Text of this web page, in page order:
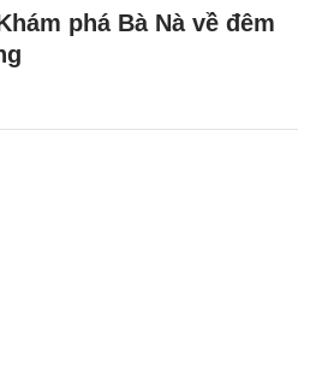
phá Bà Nà về đêm